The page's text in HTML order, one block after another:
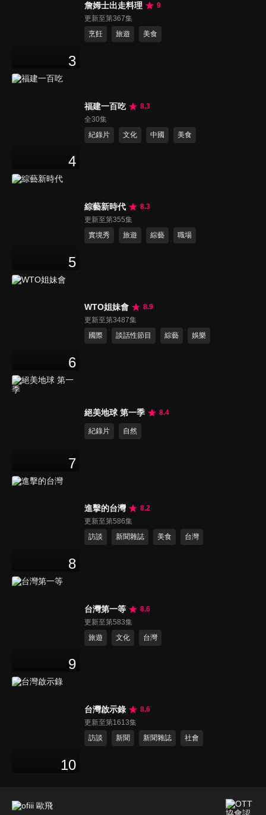
3
詹姆士出走料理
9
更新至第367集
烹飪
旅遊 美食
4
福建一百吃
8.3
全30集
紀錄片
文化 中國 美食
5
綜藝新時代
8.3
更新至第355集
實境秀
旅遊 綜藝 職場
6
WTO姐妹會
8.9
更新至第3487集
國際
談話性節目 綜藝 娛樂
7
絕美地球 第一季 8.4
紀錄片 自然
8
進擊的台灣
8.2
更新至第586集
訪談
新聞雜誌 美食 台灣
9
台灣第一等
8.6
更新至第583集
旅遊
文化 台灣
10
台灣啟示錄
8.6
更新至第1613集
訪談
新聞 新聞雜誌 社會